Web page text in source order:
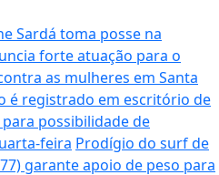
Sardá toma posse na
forte atuação para o
as mulheres em Santa
é registrado em escritório de
possibilidade de
feira Prodígio do surf de
garante apoio de peso para